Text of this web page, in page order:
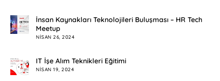
İnsan Kaynakları Teknolojileri Buluşması – HR Tech
Meetup
NISAN 26, 2024
IT İşe Alım Teknikleri Eğitimi
NISAN 19, 2024